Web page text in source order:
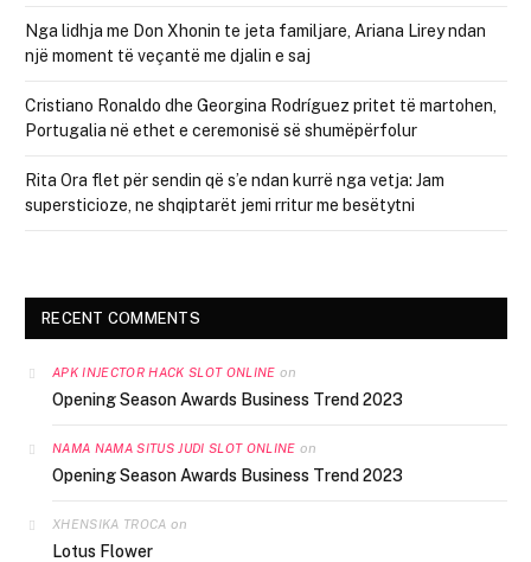
Nga lidhja me Don Xhonin te jeta familjare, Ariana Lirey ndan
një moment të veçantë me djalin e saj
Cristiano Ronaldo dhe Georgina Rodríguez pritet të martohen,
Portugalia në ethet e ceremonisë së shumëpërfolur
Rita Ora flet për sendin që s’e ndan kurrë nga vetja: Jam
supersticioze, ne shqiptarët jemi rritur me besëtytni
RECENT COMMENTS
APK INJECTOR HACK SLOT ONLINE on
Opening Season Awards Business Trend 2023
NAMA NAMA SITUS JUDI SLOT ONLINE on
Opening Season Awards Business Trend 2023
XHENSIKA TROCA on
Lotus Flower